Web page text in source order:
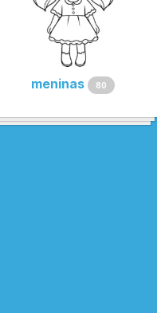
meninas 80